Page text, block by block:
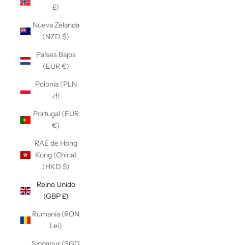
£)
Nueva Zelanda
(NZD $)
Países Bajos
(EUR €)
Polonia (PLN
zł)
Portugal (EUR
€)
RAE de Hong
Kong (China)
(HKD $)
Reino Unido
(GBP £)
Rumanía (RON
Lei)